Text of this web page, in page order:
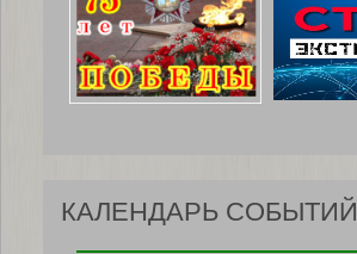
КАЛЕНДАРЬ СОБЫТИЙ